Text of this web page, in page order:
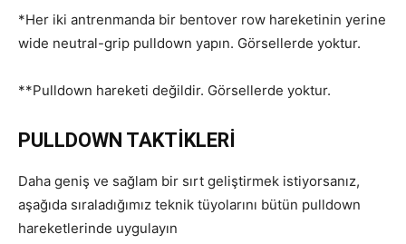
*Her iki antrenmanda bir bentover row hareketinin yerine
wide neutral-grip pulldown yapın. Görsellerde yoktur.
**Pulldown hareketi değildir. Görsellerde yoktur.
PULLDOWN TAKTİKLERİ
Daha geniş ve sağlam bir sırt geliştirmek istiyorsanız,
aşağıda sıraladığımız teknik tüyolarını bütün pulldown
hareketlerinde uygulayın